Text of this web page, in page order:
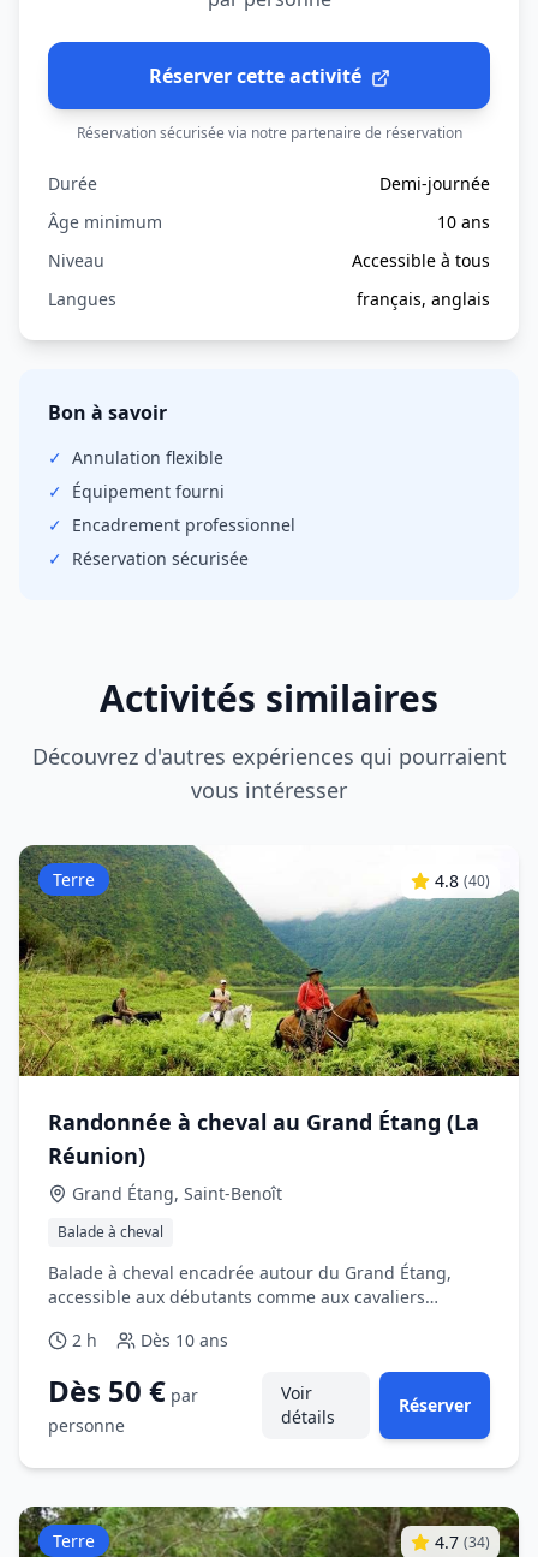
Réserver cette activité
Réservation sécurisée via notre partenaire de réservation
Durée
Demi-journée
Âge minimum
10 ans
Niveau
Accessible à tous
Langues
français, anglais
Bon à savoir
✓ Annulation flexible
✓ Équipement fourni
✓ Encadrement professionnel
✓ Réservation sécurisée
Activités similaires
Découvrez d'autres expériences qui pourraient
vous intéresser
Terre 4.8 (40)
Randonnée à cheval au Grand Étang (La
Réunion)
Grand Étang, Saint‑Benoît
Balade à cheval
Balade à cheval encadrée autour du Grand Étang,
accessible aux débutants comme aux cavaliers
2 h
Dès 10 ans
Dès 50 € par
personne
Voir
détails
Réserver
Terre 4.7 (34)